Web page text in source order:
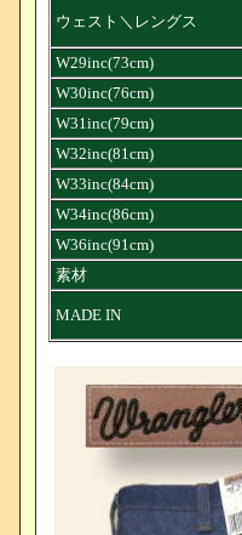
ウェスト＼レングス
W29inc(73cm)
W30inc(76cm)
W31inc(79cm)
W32inc(81cm)
W33inc(84cm)
W34inc(86cm)
W36inc(91cm)
素材
MADE IN